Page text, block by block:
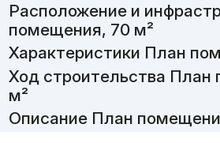
Расположение и
помещения, 70 м²
Характеристики План
Ход строительства
м²
Описание План